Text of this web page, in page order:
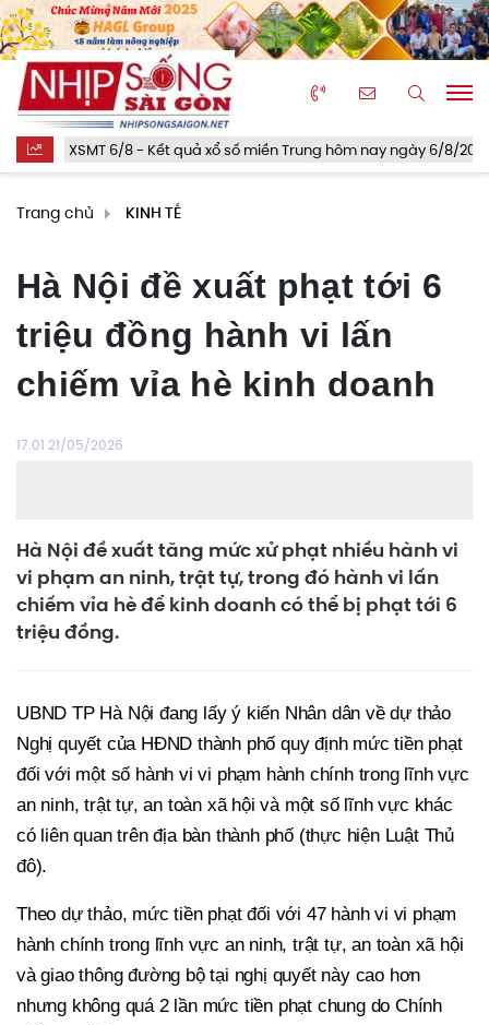
6/8 - Kết quả xổ số miền Trung hôm nay ngày 6/8/2026
Trang chủ KINH TẾ
Hà Nội đề xuất phạt tới 6
triệu đồng hành vi lấn
chiếm vỉa hè kinh doanh
17:01 21/05/2026
Hà Nội đề xuất tăng mức xử phạt nhiều hành vi
vi phạm an ninh, trật tự, trong đó hành vi lấn
chiếm vỉa hè để kinh doanh có thể bị phạt tới 6
triệu đồng.
UBND TP Hà Nội đang lấy ý kiến Nhân dân về dự thảo
Nghị quyết của HĐND thành phố quy định mức tiền phạt
đối với một số hành vi vi phạm hành chính trong lĩnh vực
an ninh, trật tự, an toàn xã hội và một số lĩnh vực khác
có liên quan trên địa bàn thành phố (thực hiện Luật Thủ
đô).
Theo dự thảo, mức tiền phạt đối với 47 hành vi vi phạm
hành chính trong lĩnh vực an ninh, trật tự, an toàn xã hội
và giao thông đường bộ tại nghị quyết này cao hơn
nhưng không quá 2 lần mức tiền phạt chung do Chính